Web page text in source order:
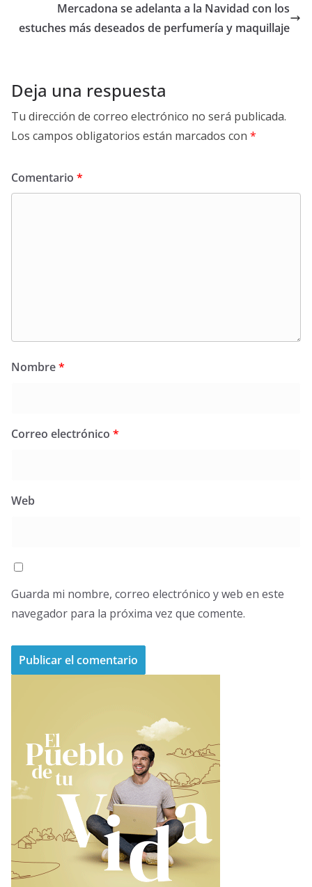
Mercadona se adelanta a la Navidad con los
estuches más deseados de perfumería y maquillaje
Deja una respuesta
Tu dirección de correo electrónico no será publicada.
Los campos obligatorios están marcados con *
Comentario *
Nombre*
Correo electrónico *
Web
Guarda mi nombre, correo electrónico y web en este
navegador para la próxima vez que comente.
n
a
i
v
e